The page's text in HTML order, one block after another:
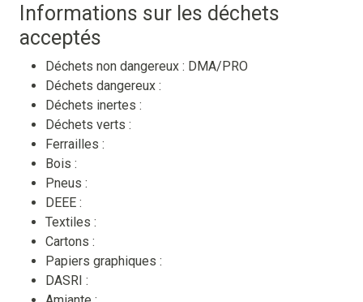
Informations sur les déchets
acceptés
Déchets non dangereux : DMA/PRO
Déchets dangereux :
Déchets inertes :
Déchets verts :
Ferrailles :
Bois :
Pneus :
DEEE :
Textiles :
Cartons :
Papiers graphiques :
DASRI :